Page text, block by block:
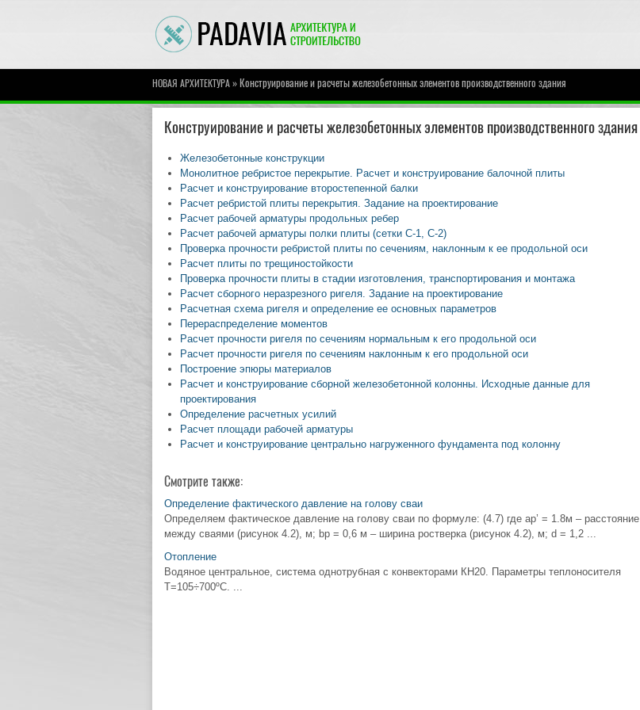
НОВАЯ АРХИТЕКТУРА» Конструирование и расчеты железобетонных элементов производственного здания
Конструирование и расчеты железобетонных элементов производственного здания
Железобетонные конструкции
Монолитное ребристое перекрытие. Расчет и конструирование балочной плиты
Расчет и конструирование второстепенной балки
Расчет ребристой плиты перекрытия. Задание на проектирование
Расчет рабочей арматуры продольных ребер
Расчет рабочей арматуры полки плиты (сетки С-1, С-2)
Проверка прочности ребристой плиты по сечениям, наклонным к ее продольной оси
Расчет плиты по трещиностойкости
Проверка прочности плиты в стадии изготовления, транспортирования и монтажа
Расчет сборного неразрезного ригеля. Задание на проектирование
Расчетная схема ригеля и определение ее основных параметров
Перераспределение моментов
Расчет прочности ригеля по сечениям нормальным к его продольной оси
Расчет прочности ригеля по сечениям наклонным к его продольной оси
Построение эпюры материалов
Расчет и конструирование сборной железобетонной колонны. Исходные данные для
проектирования
Определение расчетных усилий
Расчет площади рабочей арматуры
Расчет и конструирование центрально нагруженного фундамента под колонну
Смотрите также:
Определение фактического давление на голову сваи
Определяем фактическое давление на голову сваи по формуле: (4.7) где ap’ = 1.8м – расстояние
между сваями (рисунок 4.2), м; bp = 0,6 м – ширина ростверка (рисунок 4.2), м; d = 1,2 ...
Отопление
Водяное центральное, система однотрубная с конвекторами КН20. Параметры теплоносителя
Т=105÷700ºС. ...